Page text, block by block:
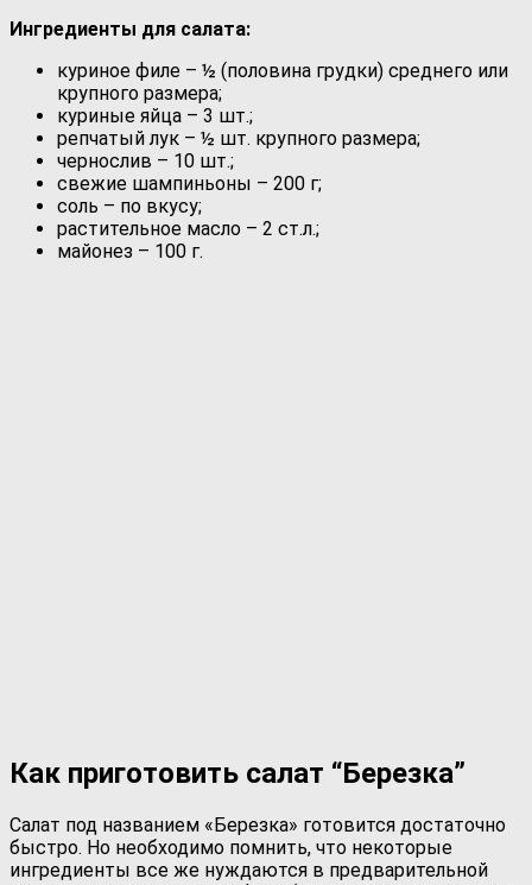
Ингредиенты для салата:
куриное филе – ½ (половина грудки) среднего или
крупного размера;
куриные яйца – 3 шт.;
репчатый лук – ½ шт. крупного размера;
чернослив – 10 шт.;
свежие шампиньоны – 200 г;
соль – по вкусу;
растительное масло – 2 ст.л.;
майонез – 100 г.
Как приготовить салат “Березка”
Салат под названием «Березка» готовится достаточно
быстро. Но необходимо помнить, что некоторые
ингредиенты все же нуждаются в предварительной